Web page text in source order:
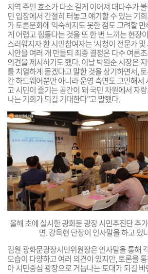
지역 주민 호소가 다소 길게 이어져 대다수가
민 입장에서 간절히 터놓고 얘기할 수 있는 기
가 토론문화에 익숙하지도 못한 점도 고려할
게 어렵고 힘들다는 것을 또 한 번 느끼는 현장
스러워지자 한 시민참여자는 ‘시청이 전문가
시안을 여러 개 만들되 최종 결정은 다수 여론
의견을 제시하기도 했다.이날 박원순 시장은
를 치열하게 듣겠다고 말한 것을 상기하면서,
간 하드웨어뿐만 아니라 운영 측면도 고민해서
고 시민이 즐기는 공간이 돼 국민 차원에서 자
나는 기회가 되길 기대한다”고 말했다.
올해 초에 실시한 광화문 광장 시민추진단 추
면. 강옥현 단장이 인사말을 하고 있
김원 광화문광장시민위원장은 인사말을 통해
모습이 다양하고 여러 의견이 있지만, 토론을
아 시민중심 광장으로 거듭나는 토대가 되길